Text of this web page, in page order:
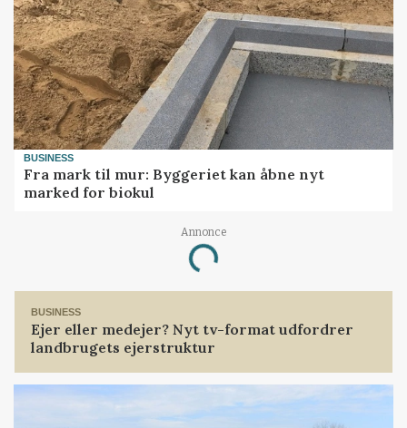
BUSINESS
Fra mark til mur: Byggeriet kan åbne nyt
marked for biokul
Annonce
Loading...
BUSINESS
Ejer eller medejer? Nyt tv-format udfordrer
landbrugets ejerstruktur